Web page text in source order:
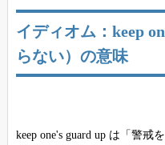
イディオム：keep
らない）の意味
keep one's guard up は「警